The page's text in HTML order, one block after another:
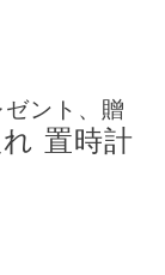
ント、贈
置時計